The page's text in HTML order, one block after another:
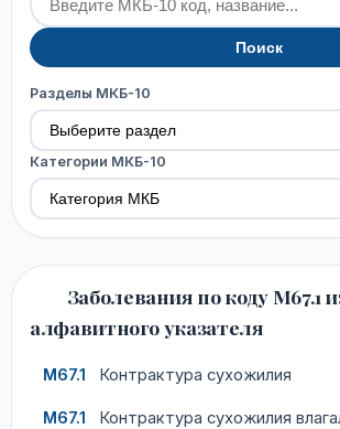
Поиск
Разделы МКБ-10
Категории МКБ-10
Заболевания по коду M67.1
алфавитного указателя
M67.1 Контрактура сухожилия
M67.1 Контрактура сухожилия